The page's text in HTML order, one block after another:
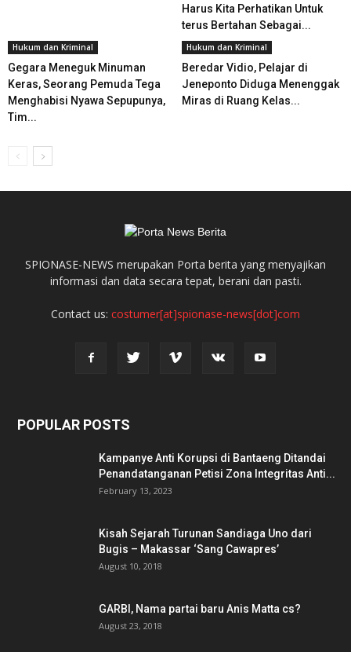
Harus Kita Perhatikan Untuk
terus Bertahan Sebagai...
Hukum dan Kriminal
Gegara Meneguk Minuman
Keras, Seorang Pemuda Tega
Menghabisi Nyawa Sepupunya,
Tim...
Hukum dan Kriminal
Beredar Vidio, Pelajar di
Jeneponto Diduga Menenggak
Miras di Ruang Kelas...
SPIONASE-NEWS merupakan Porta berita yang menyajikan
informasi dan data secara tepat, berani dan pasti.
Contact us: costumer[at]spionase-news[dot]com
POPULAR POSTS
Kampanye Anti Korupsi di Bantaeng Ditandai
Penandatanganan Petisi Zona Integritas Anti...
February 13, 2023
Kisah Sejarah Turunan Sandiaga Uno dari
Bugis – Makassar ‘Sang Cawapres’
August 10, 2018
GARBI, Nama partai baru Anis Matta cs?
August 23, 2018